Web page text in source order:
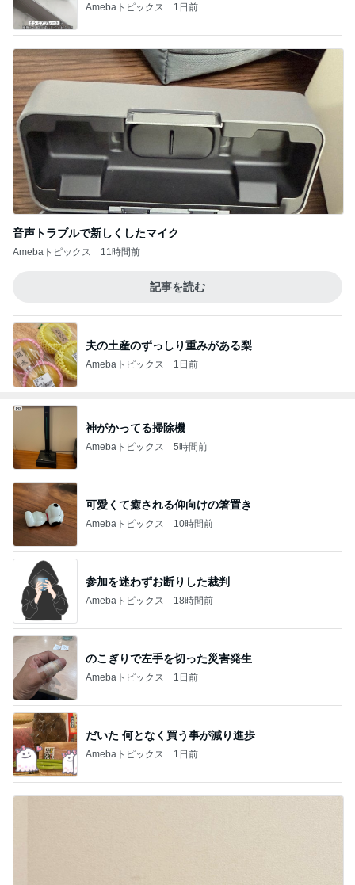
Amebaトピックス 1日前
音声トラブルで新しくしたマイク
Amebaトピックス 11時間前
記事を読む
夫の土産のずっしり重みがある梨
Amebaトピックス 1日前
神がかってる掃除機
Amebaトピックス 5時間前
可愛くて癒される仰向けの箸置き
Amebaトピックス 10時間前
参加を迷わずお断りした裁判
Amebaトピックス 18時間前
のこぎりで左手を切った災害発生
Amebaトピックス 1日前
だいた 何となく買う事が減り進歩
Amebaトピックス 1日前